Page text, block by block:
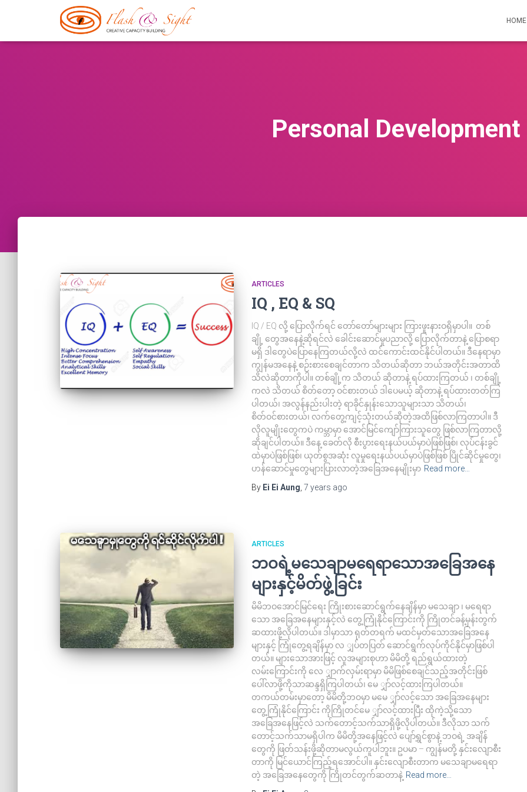
HOME
Personal Development
ARTICLES
IQ , EQ & SQ
IQ / EQ လို့ ပြောလိုက်ရင် တော်တော်များများ ကြားဖူးနားဝရှိမှာပါ။ တစ်
ချို့ တွေအနေနဲ့ဆိုရင်လဲ ခေါင်းဆောင်မှုပညာလို့ ပြောလိုက်တာနဲ့ ပြောစရာ
မရှိ ဒါတွေပဲပြောနေကြတယ်လို့လဲ ထင်ကောင်းထင်နိုင်ပါတယ်။ ဒီနေရာမှာ
ကျွန်မအနေနဲ့ စဉ်းစားစေချင်တာက သိတယ်ဆိုတာ ဘယ်အတိုင်းအတာထိ
သိလဲဆိုတာကိုပါ။ တစ်ချို့က သိတယ် ဆိုတာနဲ့ ရပ်ထားကြတယ် ၊ တစ်ချို့
ကလဲ သိတယ် စိတ်တော့ ဝင်စားတယ် ဒါပေမယ့် ဆိုတာနဲ့ ရပ်ထားတတ်ကြ
ပါတယ်၊ အလွန်နည်းပါးတဲ့ ရာခိုင်နှုန်းသောသူများသာ သိတယ်၊
စိတ်ဝင်စားတယ်၊ လက်တွေ့ကျင့်သုံးတယ်ဆိုတဲ့အထိဖြစ်လာကြတာပါ။ ဒီ
လိုလူမျိုးတွေကပဲ ကမ္ဘာမှာ အောင်မြင်ကျော်ကြားသူတွေ ဖြစ်လာကြတာလို့
ဆိုချင်ပါတယ်။ ဒီနေ့ ခေတ်လို စီးပွားရေးနယ်ပယ်မှာပဲဖြစ်ဖြစ်၊ လုပ်ငန်းခွင်
ထဲမှာပဲဖြစ်ဖြစ်၊ ယုတ်စွအဆုံး လူမှုရေးနယ်ပယ်မှာပဲဖြစ်ဖြစ် ပြိုင်ဆိုင်မှုတွေ၊
ဟန်ဆောင်မှုတွေများပြားလာတဲ့အခြေအနေမျိုးမှာ Read more…
By Ei Ei Aung 7 years ago
ARTICLES
ဘဝရဲ့မသေချာမရေရာသောအခြေအနေ
များနှင့်မိတ်ဖွဲ့ခြင်း
မိမိဘဝအောင်မြင်ရေး ကြိုးစားဆောင်ရွက်နေချိန်မှာ မသေချာ ၊ မရေရာ
သော အခြေအနေများနှင့်လဲ တွေ့ကြုံနိုင်ကြောင်းကို ကြိုတင်ခန့်မှန်းတွက်
ဆထားဖို့လိုပါတယ်။ ဒါမှာသာ ရုတ်တရက် မထင်မှတ်သောအခြေအနေ
များနှင့် ကြုံတွေ့ရချိန်မှာ လ ျှပ်တပြတ် ဆောင်ရွက်လုပ်ကိုင်နိုင်မှာဖြစ်ပါ
တယ်။ များသောအားဖြင့် လူအများစုဟာ မိမိတို့ ရည်ရွယ်ထားတဲ့
လမ်းကြောင်းကို လေ ျှာက်လှမ်းရာမှာ မိမိဖြစ်စေချင်သည့်အတိုင်းဖြစ်
ပေါ်လာဖို့ကိုသာဆန္ဒရှိကြပါတယ်၊ မေ ျှာ်လင့်ထားကြပါတယ်။
တကယ်တမ်းမှာတော့ မိမိတို့ဘဝမှာ မမေ ျှာ်လင့်သော အခြေအနေများ
တွေ့ကြုံနိုင်ကြောင်း ကိုကြိုတင်မေ ျှာ်လင့်ထားပြီး ထိုကဲ့သို့သော
အခြေအနေဖြင့်လဲ သက်တောင့်သက်သာရှိဖို့လိုပါတယ်။ ဒီလိုသာ သက်
တောင့်သက်သာမရှိပါက မိမိတို့အနေဖြင့်လဲ ပျော်ရွှင်စွာနဲ့ ဘဝရဲ့ အချိန်
တွေကို ဖြတ်သန်းဖို့ဆိုတာမလွယ်ကူပါဘူး။ ဥပမာ – ကျွန်မတို့ နှင်းလျောစီး
တာကို မြင်ယောင်ကြည့်ရအောင်ပါ။ နှင်းလျောစီးတာက မသေချာမရေရာ
တဲ့ အခြေအနေတွေကို ကြိုတင်တွက်ဆတာနဲ့ Read more…